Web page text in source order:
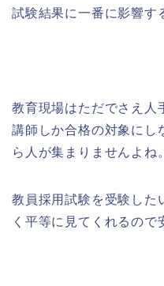
試験結果に一番に影響す
教育現場はただでさえ人
講師しか合格の対象にし
ら人が集まりませんよね。
教員採用試験を受験した
く平等に見てくれるので